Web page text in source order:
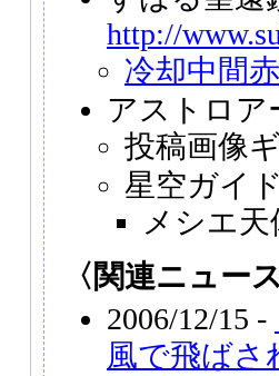
http://
冷却中間
アストロア
投稿画像
星空ガイド
メシエ天
〈関連ニュース
2006/12/15 -
風で飛ばさ